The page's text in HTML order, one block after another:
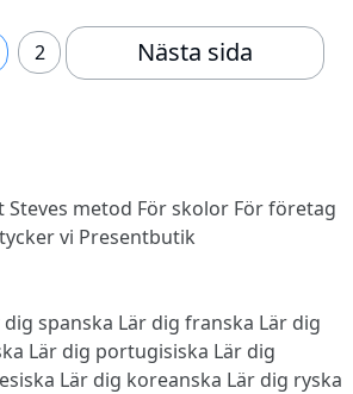
2 Nästa sida
Steves metod För skolor För företag
vi Presentbutik
dig spanska Lär dig franska Lär dig
Lär dig portugisiska Lär dig
Lär dig koreanska Lär dig ryska